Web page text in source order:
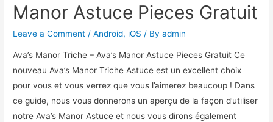
Manor Astuce Pieces Gratuit
Leave a Comment /Android, iOS / Byadmin
Ava’s Manor Triche – Ava’s Manor Astuce Pieces Gratuit Ce
nouveau Ava’s Manor Triche Astuce est un excellent choix
pour vous et vous verrez que vous l’aimerez beaucoup ! Dans
ce guide, nous vous donnerons un aperçu de la façon d’utiliser
notre Ava’s Manor Astuce et nous vous dirons également